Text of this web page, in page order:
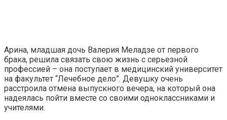
Арина, младшая дочь Валерия Меладзе от первого
брака, решила связать свою жизнь с серьезной
профессией – она поступает в медицинский университет
на факультет “Лечебное дело”. Девушку очень
расстроила отмена выпускного вечера, на который она
надеялась пойти вместе со своими одноклассниками и
учителями.